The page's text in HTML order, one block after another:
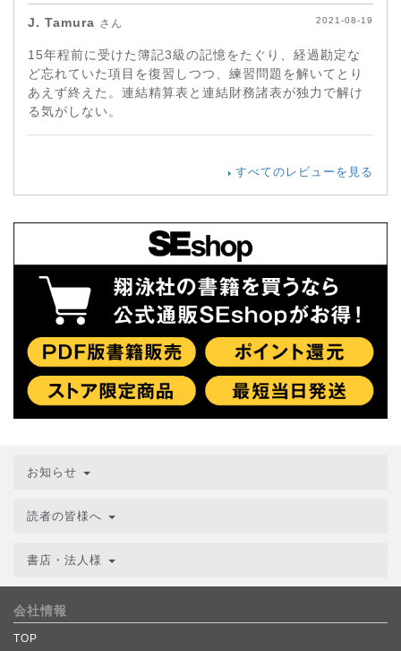
J. Tamura さん 2021-08-19
15年程前に受けた簿記3級の記憶をたぐり、経過勘定な
ど忘れていた項目を復習しつつ、練習問題を解いてとり
あえず終えた。連結精算表と連結財務諸表が独力で解け
る気がしない。
すべてのレビューを見る
お知らせ
読者の皆様へ
書店・法人様
会社情報
TOP